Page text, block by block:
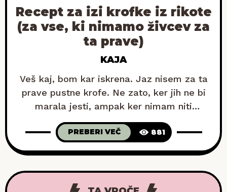
Recept za izi krofke iz rikote
(za vse, ki nimamo živcev za
ta prave)
KAJA
Veš kaj, bom kar iskrena. Jaz nisem za ta
prave pustne krofe. Ne zato, ker jih ne bi
marala jesti, ampak ker nimam niti
potrpljenja niti znanja, da bi jih delala
doma. Najprej vzhajanje. Potem cvrtje. Pa
sem se
PREBERI VEČ 881